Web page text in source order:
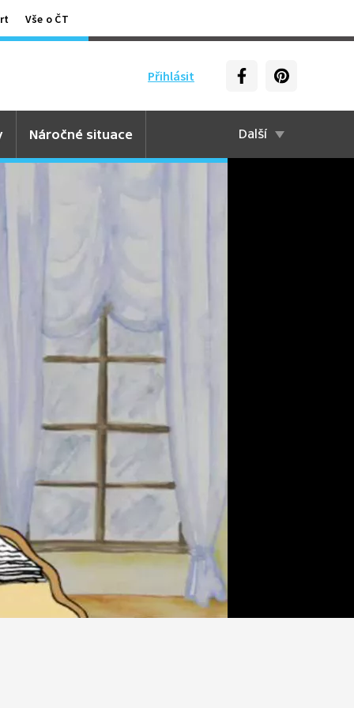
Vše o ČT
Přihlásit
Náročné situace Další